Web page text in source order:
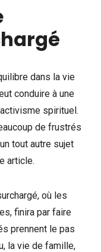
dans la vie
conduire à une
spirituel.
de frustrés
tout autre sujet
article.
où les
finira par faire
prennent le pas
la vie de famille,